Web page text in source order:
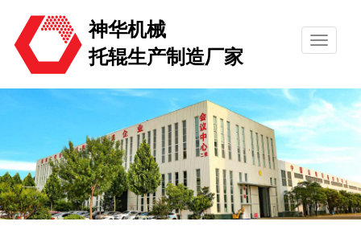
神华机械
托辊生产制造厂家